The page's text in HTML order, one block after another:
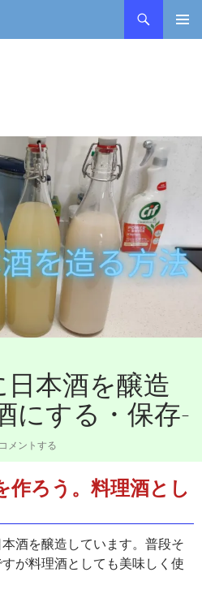
本酒を醸造
にする・保存-
コメントする
作ろう。料理酒とし
酒を醸造しています。普段そ
が料理酒としても美味しく使